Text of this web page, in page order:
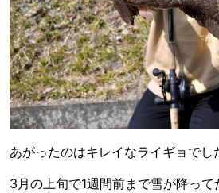
あがったのはキレイなライギョでし
3月の上旬で1週間前まで雪が降っ